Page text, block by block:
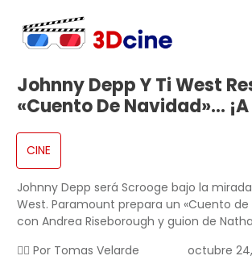
Johnny Depp Y Ti West
«Cuento De Navidad»…
CINE
Johnny Depp será Scrooge bajo la
West. Paramount prepara un «Cuento de
con Andrea Riseborough y guion de
✍🏻 Por Tomas Velarde octubre